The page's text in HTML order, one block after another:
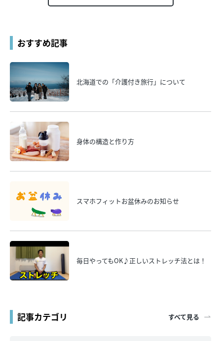
おすすめ記事
北海道での「介護付き旅行」について
身体の構造と作り方
スマホフィットお盆休みのお知らせ
毎日やってもOK♪正しいストレッチ法とは！
記事カテゴリ すべて見る